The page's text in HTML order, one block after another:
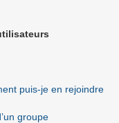
puis-je en rejoindre
groupe